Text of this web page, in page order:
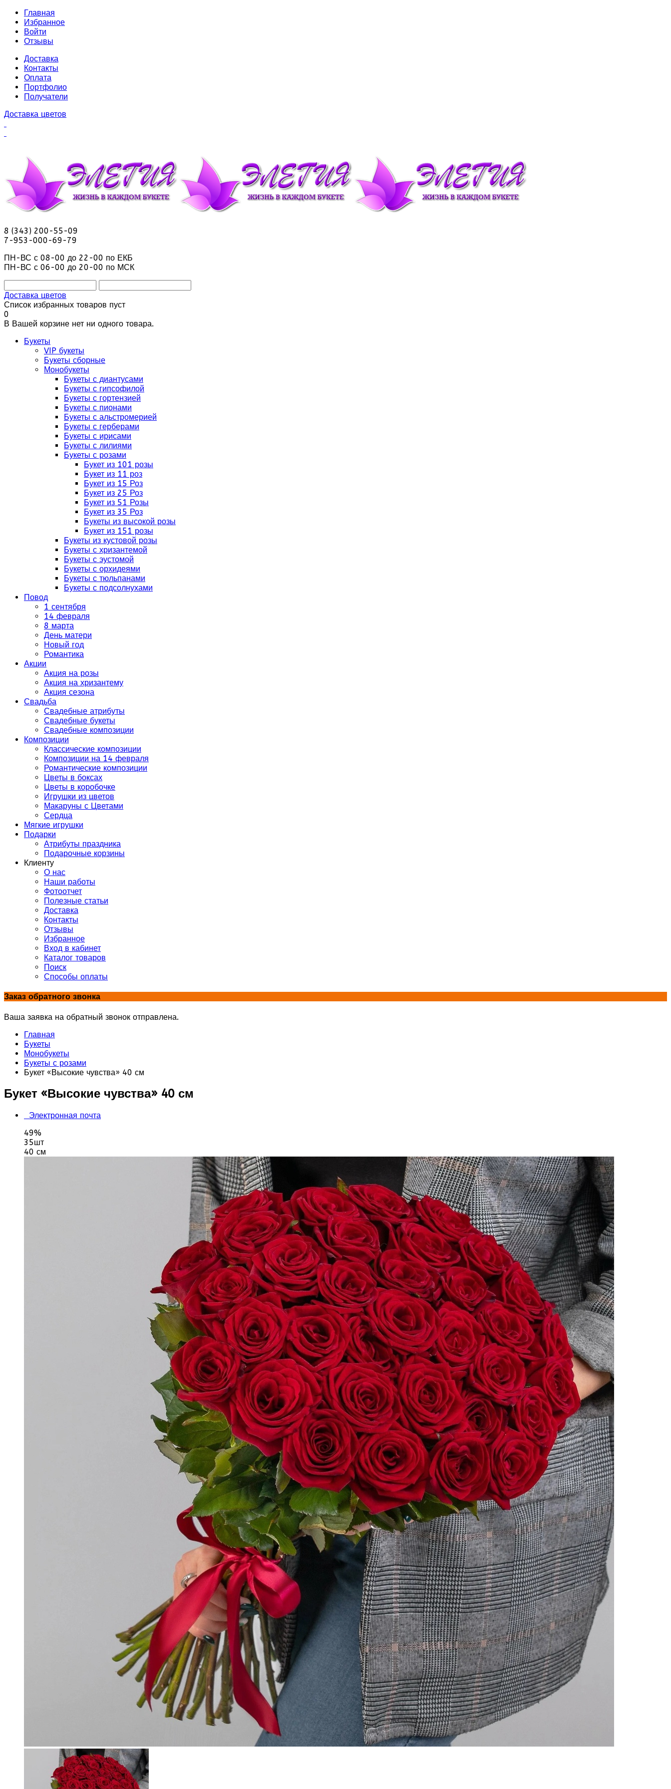
Главная
Избранное
Войти
Отзывы
Доставка
Контакты
Оплата
Портфолио
Получатели
Доставка цветов
8 (343) 200-55-09
7-953-000-69-79
ПН-ВС с 08-00 до 22-00 по ЕКБ
ПН-ВС с 06-00 до 20-00 по МСК
Доставка цветов
Список избранных товаров пуст
0
В Вашей корзине нет ни одного товара.
Букеты
VIP букеты
Букеты сборные
Монобукеты
Букеты с диантусами
Букеты с гипсофилой
Букеты с гортензией
Букеты с пионами
Букеты с альстромерией
Букеты с герберами
Букеты с ирисами
Букеты с лилиями
Букеты с розами
Букет из 101 розы
Букет из 11 роз
Букет из 15 Роз
Букет из 25 Роз
Букет из 51 Розы
Букет из 35 Роз
Букеты из высокой розы
Букет из 151 розы
Букеты из кустовой розы
Букеты с хризантемой
Букеты с эустомой
Букеты с орхидеями
Букеты с тюльпанами
Букеты с подсолнухами
Повод
1 сентября
14 февраля
8 марта
День матери
Новый год
Романтика
Акции
Акция на розы
Акция на хризантему
Акция сезона
Свадьба
Свадебные атрибуты
Свадебные букеты
Свадебные композиции
Композиции
Классические композиции
Композиции на 14 февраля
Романтические композиции
Цветы в боксах
Цветы в коробочке
Игрушки из цветов
Макаруны с Цветами
Сердца
Мягкие игрушки
Подарки
Атрибуты праздника
Подарочные корзины
Клиенту
О нас
Наши работы
Фотоотчет
Полезные статьи
Доставка
Контакты
Отзывы
Избранное
Вход в кабинет
Каталог товаров
Поиск
Способы оплаты
Заказ обратного звонка
Ваша заявка на обратный звонок отправлена.
Главная
Букеты
Монобукеты
Букеты с розами
Букет «Высокие чувства» 40 см
Букет «Высокие чувства» 40 см
Электронная почта
49%
35шт
40 см